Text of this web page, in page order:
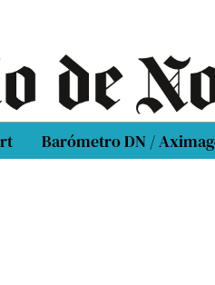
Barómetro DN /